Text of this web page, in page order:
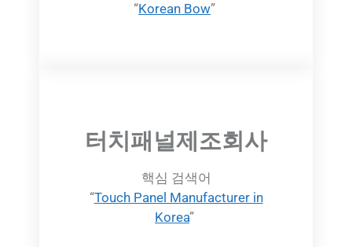
“Korean Bow”
터치패널제조회사
핵심 검색어
“Touch Panel Manufacturer in
Korea”